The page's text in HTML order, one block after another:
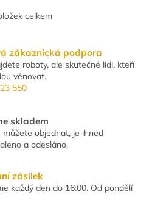
O
á
d
a
c
p
r
v
k
v
ý
p
celkem
zákaznická podpora
roboty, ale skutečné lidi, kteří
věnovat.
550
skladem
můžete objednat, je ihned
a odesláno.
zásilek
každý den do 16:00. Od pondělí